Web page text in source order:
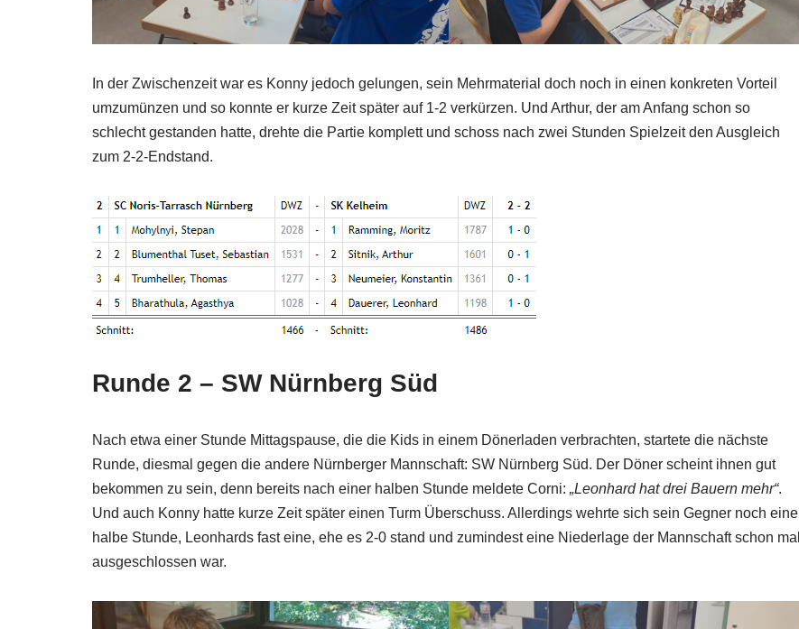
In der Zwischenzeit war es Konny jedoch gelungen, sein Mehrmaterial doch noch in einen konkreten Vorteil
umzumünzen und so konnte er kurze Zeit später auf 1-2 verkürzen. Und Arthur, der am Anfang schon so
schlecht gestanden hatte, drehte die Partie komplett und schoss nach zwei Stunden Spielzeit den Ausgleich
zum 2-2-Endstand.
Runde 2 – SW Nürnberg Süd
Nach etwa einer Stunde Mittagspause, die die Kids in einem Dönerladen verbrachten, startete die nächste
Runde, diesmal gegen die andere Nürnberger Mannschaft: SW Nürnberg Süd. Der Döner scheint ihnen gut
bekommen zu sein, denn bereits nach einer halben Stunde meldete Corni: „Leonhard hat drei Bauern mehr“.
Und auch Konny hatte kurze Zeit später einen Turm Überschuss. Allerdings wehrte sich sein Gegner noch eine
halbe Stunde, Leonhards fast eine, ehe es 2-0 stand und zumindest eine Niederlage der Mannschaft schon mal
ausgeschlossen war.